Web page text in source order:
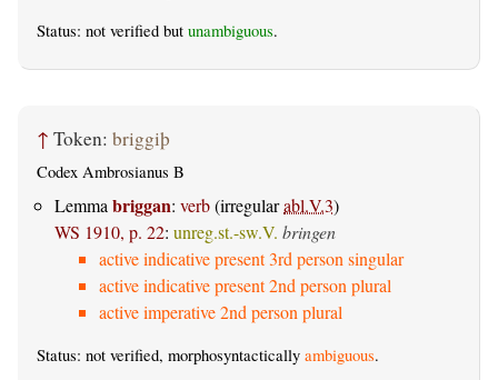
Status: not verified but unambiguous.
↑ Token: briggiþ
Codex Ambrosianus B
Lemma briggan: verb(irregularabl.V.3)
WS 1910, p. 22: unreg.st.-sw.V. bringen
active indicative present 3rd person singular
active indicative present 2nd person plural
active imperative 2nd person plural
Status: not verified, morphosyntactically ambiguous.